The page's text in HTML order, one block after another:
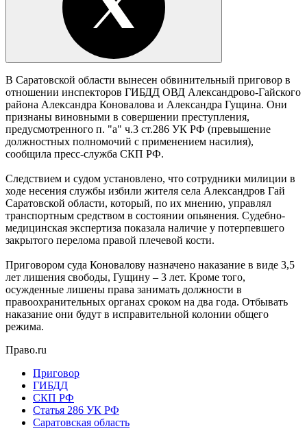
В Саратовской области вынесен обвинительный приговор в
отношении инспекторов ГИБДД ОВД Александрово-Гайского
района Александра Коновалова и Александра Гущина. Они
признаны виновными в совершении преступления,
предусмотренного п. "а" ч.3 ст.286 УК РФ (превышение
должностных полномочий с применением насилия),
сообщила пресс-служба СКП РФ.
Следствием и судом установлено, что сотрудники милиции в
ходе несения службы избили жителя села Александров Гай
Саратовской области, который, по их мнению, управлял
транспортным средством в состоянии опьянения. Судебно-
медицинская экспертиза показала наличие у потерпевшего
закрытого перелома правой плечевой кости.
Приговором суда Коновалову назначено наказание в виде 3,5
лет лишения свободы, Гущину – 3 лет. Кроме того,
осужденные лишены права занимать должности в
правоохранительных органах сроком на два года. Отбывать
наказание они будут в исправительной колонии общего
режима.
Право.ru
Приговор
ГИБДД
СКП РФ
Статья 286 УК РФ
Саратовская область